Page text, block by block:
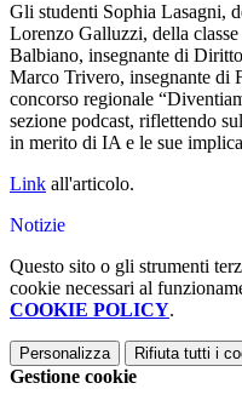
Gli studenti Sophia Lasagni,
Lorenzo Galluzzi, della
Balbiano, insegnante di
Marco Trivero, insegnante di
concorso regionale
sezione podcast, riflettendo
in merito di IA e le sue
Link all'articolo.
Notizie
Questo sito o gli strumenti
cookie necessari al
COOKIE POLICY.
Personalizza Rifiuta tutti i
Gestione cookie